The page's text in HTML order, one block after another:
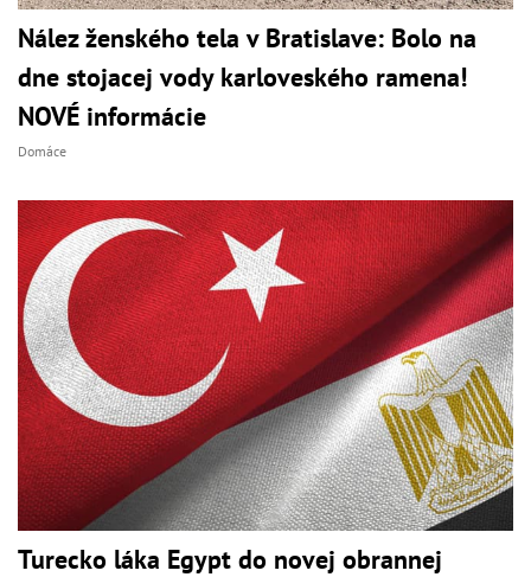
Nález ženského tela v Bratislave: Bolo na
dne stojacej vody karloveského ramena!
NOVÉ informácie
Domáce
Turecko láka Egypt do novej obrannej